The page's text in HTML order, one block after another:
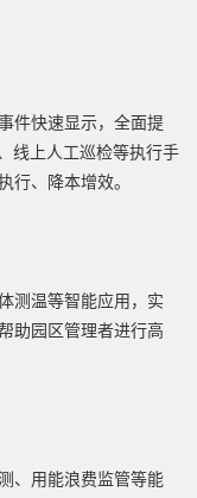
件快速显示，全面提
线上人工巡检等执行手
行、降本增效。
测温等智能应用，实
助园区管理者进行高
、用能浪费监管等能